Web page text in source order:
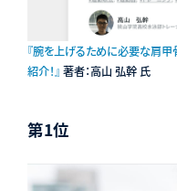
『腕を上げるために必要な肩
紹介！』 著者：高山 弘幹 氏
第1位